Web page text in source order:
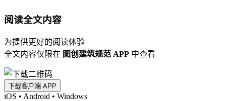
阅读全文内容
为提供更好的阅读体验
全文内容仅限在 图创建筑规范 APP 中查看
下载客户端 APP
iOS • Android • Windows